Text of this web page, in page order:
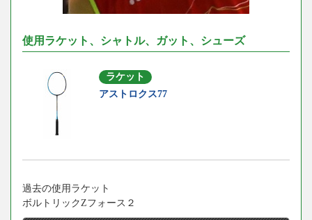
使用ラケット、シャトル、ガット、シューズ
ラケット
アストロクス77
過去の使用ラケット
ボルトリックZフォース２